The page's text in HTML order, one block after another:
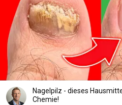
Nagelpilz - dieses
Chemie!